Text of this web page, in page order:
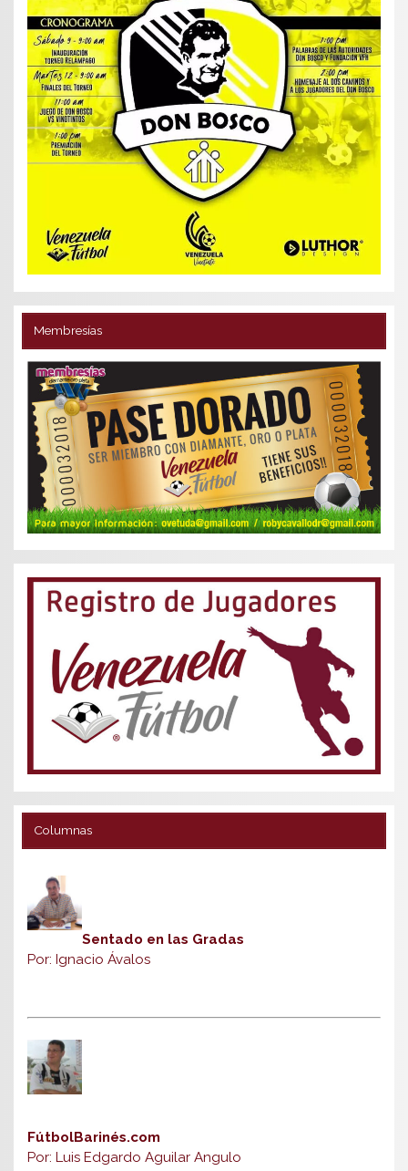
Membresías
Columnas
Sentado en las Gradas
Por: Ignacio Ávalos
FútbolBarinés.com
Por: Luis Edgardo Aguilar Angulo